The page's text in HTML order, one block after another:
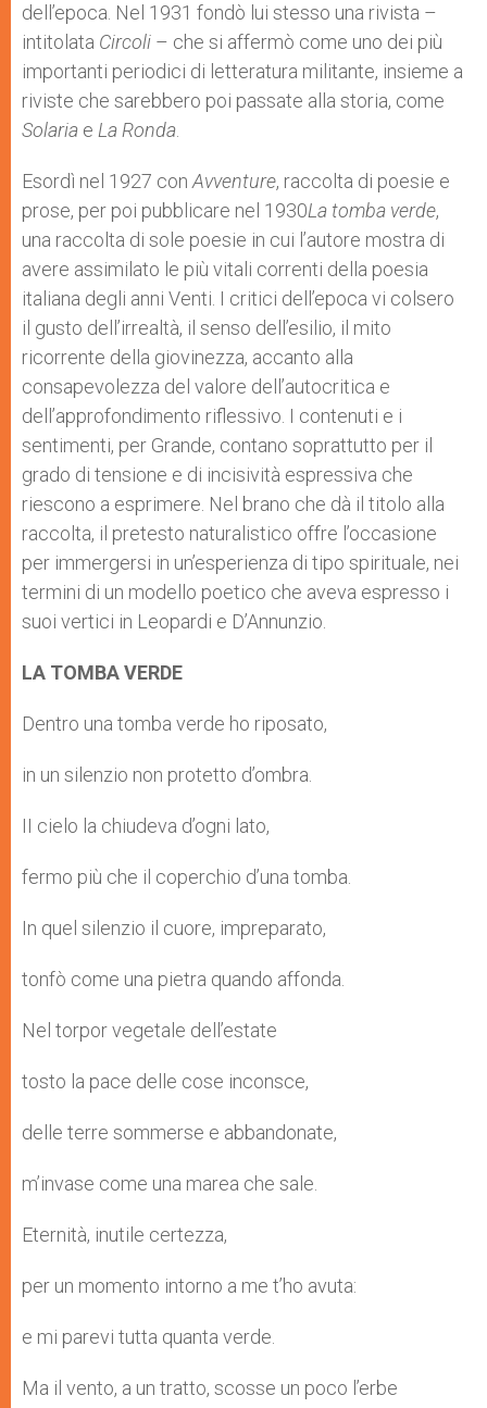
dell’epoca. Nel 1931 fondò lui stesso una rivista –
intitolata Circoli – che si affermò come uno dei più
importanti periodici di letteratura militante, insieme a
riviste che sarebbero poi passate alla storia, come
Solaria e La Ronda.
Esordì nel 1927 conAvventure, raccolta di poesie e
prose, per poi pubblicare nel 1930La tomba verde,
una raccolta di sole poesie in cui l’autore mostra di
avere assimilato le più vitali correnti della poesia
italiana degli anni Venti. I critici dell’epoca vi colsero
il gusto dell’irrealtà, il senso dell’esilio, il mito
ricorrente della giovinezza, accanto alla
consapevolezza del valore dell’autocritica e
dell’approfondimento riflessivo. I contenuti e i
sentimenti, per Grande, contano soprattutto per il
grado di tensione e di incisività espressiva che
riescono a esprimere. Nel brano che dà il titolo alla
raccolta, il pretesto naturalistico offre l’occasione
per immergersi in un’esperienza di tipo spirituale, nei
termini di un modello poetico che aveva espresso i
suoi vertici in Leopardi e D’Annunzio.
LA TOMBA VERDE
Dentro una tomba verde ho riposato,
in un silenzio non protetto d’ombra.
II cielo la chiudeva d’ogni lato,
fermo più che il coperchio d’una tomba.
In quel silenzio il cuore, impreparato,
tonfò come una pietra quando affonda.
Nel torpor vegetale dell’estate
tosto la pace delle cose inconsce,
delle terre sommerse e abbandonate,
m’invase come una marea che sale.
Eternità, inutile certezza,
per un momento intorno a me t’ho avuta:
e mi parevi tutta quanta verde.
Ma il vento, a un tratto, scosse un poco l’erbe